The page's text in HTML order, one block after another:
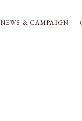
NEWS & CAMPAIGN